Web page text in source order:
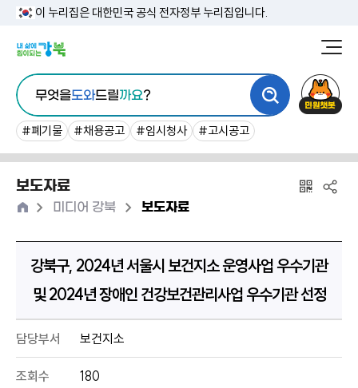
이 누리집은 대한민국 공식 전자정부 누리집입니다.
청
통
합
검
색
무엇을도와드릴까요?
#폐기물 #채용공고 #임시청사 #고시공고
원
보도자료
홈 >미디어 강북 >보도자료
강북구, 2024년 서울시 보건지소 운영사업 우수기관
및 2024년 장애인 건강보건관리사업 우수기관 선정
담당부서 보건지소
조회수 180